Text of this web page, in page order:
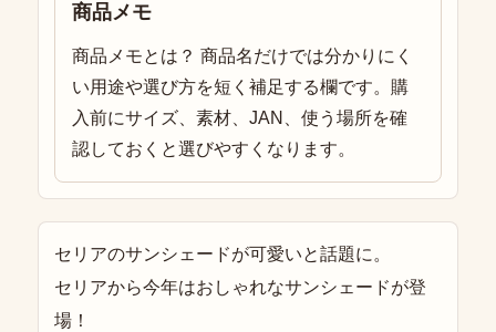
商品メモ
商品メモとは？ 商品名だけでは分かりにく
い用途や選び方を短く補足する欄です。購
入前にサイズ、素材、JAN、使う場所を確
認しておくと選びやすくなります。
セリアのサンシェードが可愛いと話題に。
セリアから今年はおしゃれなサンシェードが登
場！